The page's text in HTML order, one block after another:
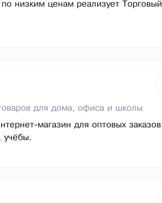
низким ценам реализует Торговый
для дома, офиса и школы
магазин для оптовых заказов
учёбы.